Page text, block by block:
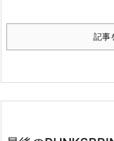
記事